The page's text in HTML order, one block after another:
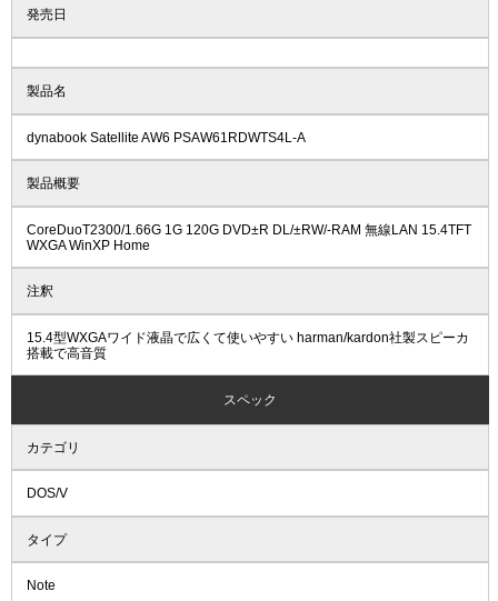
発売日
製品名
dynabook Satellite AW6 PSAW61RDWTS4L-A
製品概要
CoreDuoT2300/1.66G 1G 120G DVD±R DL/±RW/-RAM 無線LAN 15.4TFT
WXGA WinXP Home
注釈
15.4型WXGAワイド液晶で広くて使いやすい harman/kardon社製スピーカ
搭載で高音質
スペック
カテゴリ
DOS/V
タイプ
Note